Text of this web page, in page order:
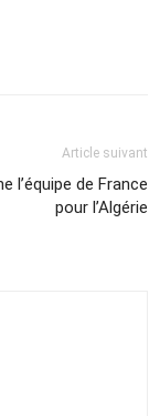
Article suivant
l’équipe de France
pour l’Algérie